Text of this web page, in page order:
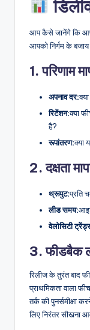
आप कैसे जानेंगे कि
आपको निर्गम के बजाय
1. परिणाम
अपनाव दर:
रिटेंशन:क्या
है?
रूपांतरण:क्या
2. दक्षता
थ्रूपुट:प्रति
लीड समय:
वेलोसिटी
3. फीडबैक
रिलीज के तुरंत बाद
प्राथमिकता वाला
तर्क की पुनर्समीक्षा
लिए निरंतर सीखना